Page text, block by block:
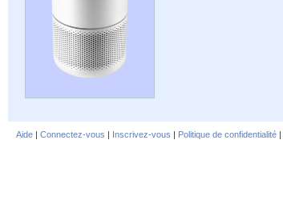
Aide | Connectez-vous | Inscrivez-vous | Politique de confidentialité |